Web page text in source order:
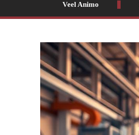
Veel Animo